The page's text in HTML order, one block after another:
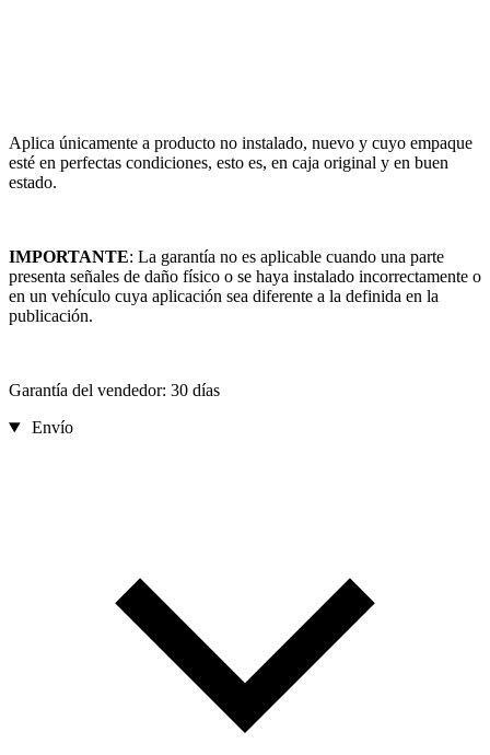
Aplica únicamente a producto no instalado, nuevo y cuyo empaque
esté en perfectas condiciones, esto es, en caja original y en buen
estado.
IMPORTANTE: La garantía no es aplicable cuando una parte
presenta señales de daño físico o se haya instalado incorrectamente o
en un vehículo cuya aplicación sea diferente a la definida en la
publicación.
Garantía del vendedor: 30 días
Envío